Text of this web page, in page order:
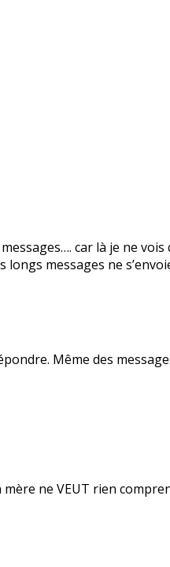
car là je ne vois
messages ne
Même des
ne VEUT rien